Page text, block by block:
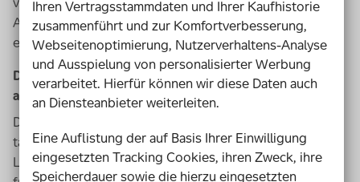
Allerdings kann es sich auch seltsam anfühlen,
eingeschlossen zu sein.
Die Änderung der Struktur allein führt nicht
automatisch zur Inklusion
Domonic Rollins
tätowierten Rockern und Motorradfahrern in
Lederkutten fast voll besetzt ist. Einzig zwei Plätze sind
Ihren Vertragsstammdaten und Ihrer Kaufhistorie
zusammenführt und zur Komfortverbesserung,
Webseitenoptimierung, Nutzerverhaltens-Analyse
und Ausspielung von personalisierter Werbung
verarbeitet. Hierfür können wir diese Daten auch
an Diensteanbieter weiterleiten.
Eine Auflistung der auf Basis Ihrer Einwilligung
eingesetzten Tracking Cookies, ihren Zweck, ihre
Speicherdauer sowie die hierzu eingesetzten